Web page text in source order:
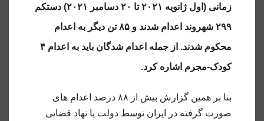
زمانی (اول ژانویه ۲۰۲۱ تا ۲۰ دسامبر ۲۰۲۱) دستکم
۲۹۹ شهروند اعدام شدند و ۸۵ تن دیگر به اعدام
محکوم شدند. از جمله اعدام شدگان باید به اعدام ۴
کودک-مجرم اشاره کرد.
بنا بر همین گزارش بیش از ۸۸ درصد اعدام های
صورت گرفته در ایران توسط دولت یا نهاد قضایی